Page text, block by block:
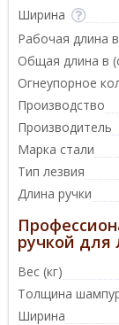
Ширина
Рабочая длина
Общая длина в
Огнеупорное
Производство
Производитель
Марка стали
Тип лезвия
Длина ручки
ручкой для
Вес (кг)
Толщина
Ширина